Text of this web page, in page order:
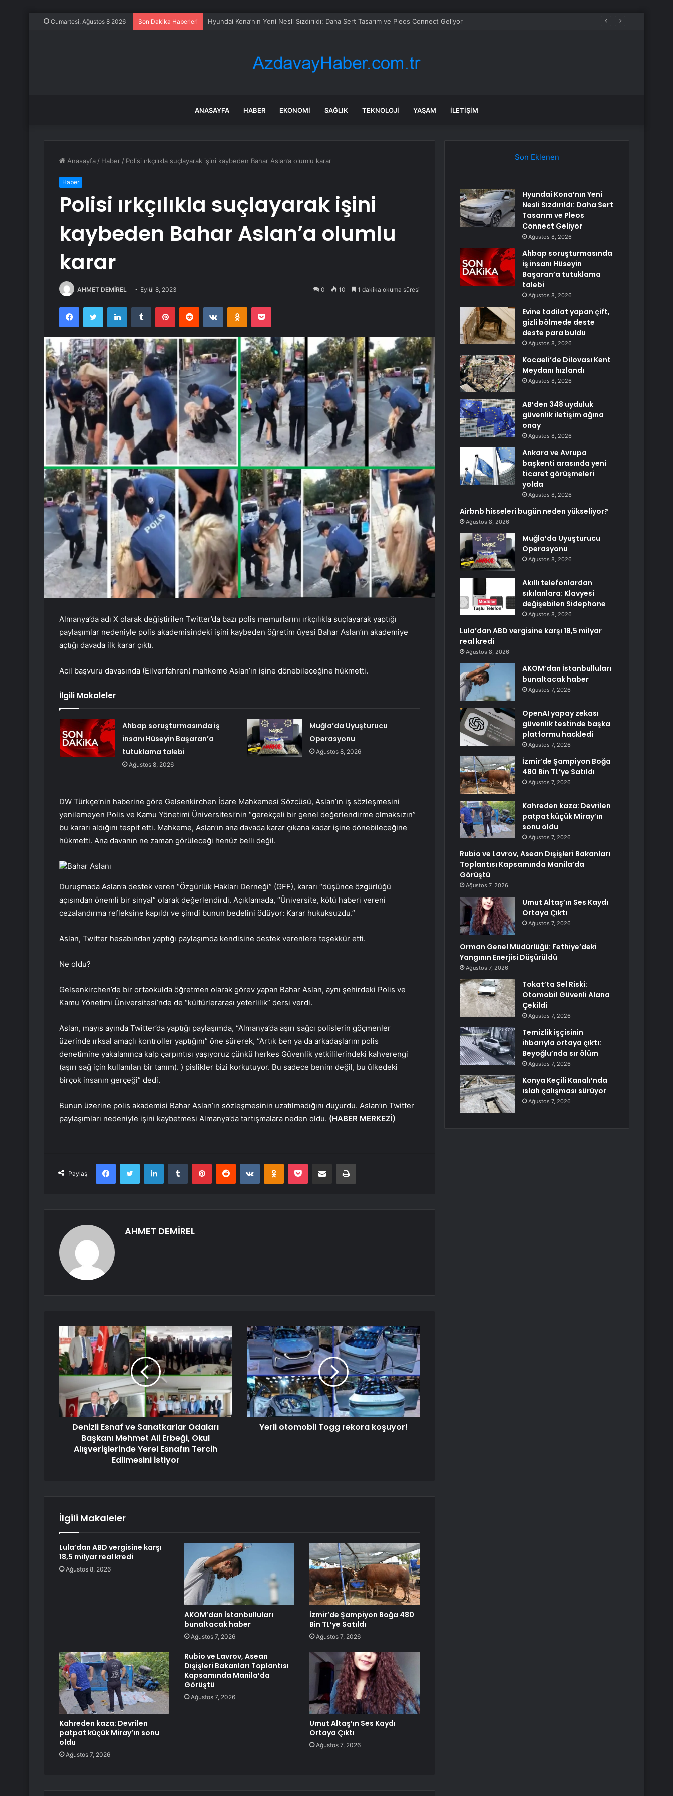
Cumartesi, Ağustos 8 2026 Son Dakika Haberleri Ahbap soruşturmasında iş insanı Hüseyin Başaran’a tutuklama talebi
ANASAYFA HABER EKONOMI SAĞLIK TEKNOLOJI YAŞAM İLETIŞIM
Anasayfa / Haber / Polisi ırkçılıkla suçlayarak işini kaybeden Bahar Aslan’a olumlu karar
Haber
Polisi ırkçılıkla suçlayarak işini
kaybeden Bahar Aslan’a olumlu
karar
AHMET DEMİREL Eylül 8, 2023 0 10 1 dakika okuma süresi
FacebookTwitter LinkedInTumblr PinterestReddit VKontakteOdnoklassniki
Pocket
Almanya’da adı X olarak değiştirilen Twitter’da bazı polis memurlarını ırkçılıkla suçlayarak yaptığı
paylaşımlar nedeniyle polis akademisindeki işini kaybeden öğretim üyesi Bahar Aslan’ın akademiye
açtığı davada ilk karar çıktı.
Acil başvuru davasında (Eilverfahren) mahkeme Aslan’ın işine dönebileceğine hükmetti.
İlgili Makaleler
Ahbap soruşturmasında iş
insanı Hüseyin Başaran’a
tutuklama talebi
Ağustos 8, 2026
Muğla’da Uyuşturucu
Operasyonu
Ağustos 8, 2026
DW Türkçe’nin haberine göre Gelsenkirchen İdare Mahkemesi Sözcüsü, Aslan’ın iş sözleşmesini
yenilemeyen Polis ve Kamu Yönetimi Üniversitesi’nin “gerekçeli bir genel değerlendirme olmaksızın”
bu kararı aldığını tespit etti. Mahkeme, Aslan’ın ana davada karar çıkana kadar işine dönebileceğine
hükmetti. Ana davanın ne zaman görüleceği henüz belli değil.
Bahar Aslanı
Duruşmada Aslan’a destek veren “Özgürlük Hakları Derneği” (GFF), kararı “düşünce özgürlüğü
açısından önemli bir sinyal” olarak değerlendirdi. Açıklamada, “Üniversite, kötü haberi vereni
cezalandırma refleksine kapıldı ve şimdi bunun bedelini ödüyor: Karar hukuksuzdu.”
Aslan, Twitter hesabından yaptığı paylaşımda kendisine destek verenlere teşekkür etti.
Ne oldu?
Gelsenkirchen’de bir ortaokulda öğretmen olarak görev yapan Bahar Aslan, aynı şehirdeki Polis ve
Kamu Yönetimi Üniversitesi’nde de “kültürlerarası yeterlilik” dersi verdi.
Aslan, mayıs ayında Twitter’da yaptığı paylaşımda, “Almanya’da aşırı sağcı polislerin göçmenler
üzerinde ırksal amaçlı kontroller yaptığını” öne sürerek, “Artık ben ya da arkadaşlarım polis
denetimine yakalanınca kalp çarpıntısı yaşıyoruz çünkü herkes Güvenlik yetkililerindeki kahverengi
(aşırı sağ için kullanılan bir tanım). ) pislikler bizi korkutuyor. Bu sadece benim değil, bu ülkedeki
birçok insanın gerçeği” dedi.
Bunun üzerine polis akademisi Bahar Aslan’ın sözleşmesinin uzatılmadığını duyurdu. Aslan’ın Twitter
paylaşımları nedeniyle işini kaybetmesi Almanya’da tartışmalara neden oldu. (HABER MERKEZİ)
Paylaş
FacebookTwitter LinkedInTumblr PinterestReddit VKontakteOdnoklassniki
Pocket E-Posta ile paylaş Yazdır
AHMET DEMİREL
Denizli Esnaf ve Sanatkarlar Odaları
Başkanı Mehmet Ali Erbeği, Okul
Alışverişlerinde Yerel Esnafın Tercih
Edilmesini İstiyor
Yerli otomobil Togg rekora koşuyor!
İlgili Makaleler
Lula’dan ABD vergisine karşı
18,5 milyar real kredi
Ağustos 8, 2026
AKOM’dan İstanbulluları
bunaltacak haber
Ağustos 7, 2026
İzmir’de Şampiyon Boğa 480
Bin TL’ye Satıldı
Ağustos 7, 2026
Kahreden kaza: Devrilen
patpat küçük Miray’ın sonu
oldu
Ağustos 7, 2026
Rubio ve Lavrov, Asean
Dışişleri Bakanları Toplantısı
Kapsamında Manila’da
Görüştü
Ağustos 7, 2026
Umut Altaş’ın Ses Kaydı
Ortaya Çıktı
Ağustos 7, 2026
Son Eklenen
Hyundai Kona’nın Yeni
Nesli Sızdırıldı: Daha Sert
Tasarım ve Pleos
Connect Geliyor
Ağustos 8, 2026
Ahbap soruşturmasında
iş insanı Hüseyin
Başaran’a tutuklama
talebi
Ağustos 8, 2026
Evine tadilat yapan çift,
gizli bölmede deste
deste para buldu
Ağustos 8, 2026
Kocaeli’de Dilovası Kent
Meydanı hızlandı
Ağustos 8, 2026
AB’den 348 uyduluk
güvenlik iletişim ağına
onay
Ağustos 8, 2026
Ankara ve Avrupa
başkenti arasında yeni
ticaret görüşmeleri
yolda
Ağustos 8, 2026
Airbnb hisseleri bugün neden yükseliyor?
Ağustos 8, 2026
Muğla’da Uyuşturucu
Operasyonu
Ağustos 8, 2026
Akıllı telefonlardan
sıkılanlara: Klavyesi
değişebilen Sidephone
Ağustos 8, 2026
Lula’dan ABD vergisine karşı 18,5 milyar
real kredi
Ağustos 8, 2026
AKOM’dan İstanbulluları
bunaltacak haber
Ağustos 7, 2026
OpenAI yapay zekası
güvenlik testinde başka
platformu hackledi
Ağustos 7, 2026
İzmir’de Şampiyon Boğa
480 Bin TL’ye Satıldı
Ağustos 7, 2026
Kahreden kaza: Devrilen
patpat küçük Miray’ın
sonu oldu
Ağustos 7, 2026
Rubio ve Lavrov, Asean Dışişleri Bakanları
Toplantısı Kapsamında Manila’da
Görüştü
Ağustos 7, 2026
Umut Altaş’ın Ses Kaydı
Ortaya Çıktı
Ağustos 7, 2026
Orman Genel Müdürlüğü: Fethiye’deki
Yangının Enerjisi Düşürüldü
Ağustos 7, 2026
Tokat’ta Sel Riski:
Otomobil Güvenli Alana
Çekildi
Ağustos 7, 2026
Temizlik işçisinin
ihbarıyla ortaya çıktı:
Beyoğlu’nda sır ölüm
Ağustos 7, 2026
Konya Keçili Kanalı’nda
ıslah çalışması sürüyor
Ağustos 7, 2026